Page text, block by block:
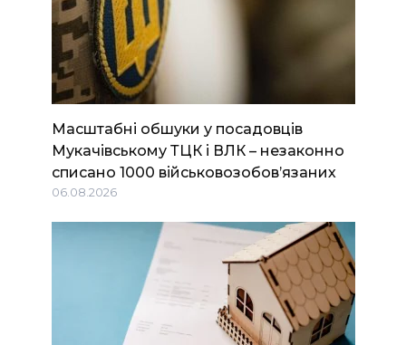
Масштабні обшуки у посадовців
Мукачівському ТЦК і ВЛК – незаконно
списано 1000 військовозобов’язаних
06.08.2026